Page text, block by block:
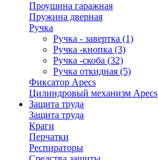
Проушина гаражная
Пружина дверная
Ручка
Ручка - завертка (1)
Ручка -кнопка (3)
Ручка -скоба (32)
Ручка откидная (5)
Фиксатор Apecs
Цилиндровый механизм Apecs
Защита труда
Защита труда
Краги
Перчатки
Респираторы